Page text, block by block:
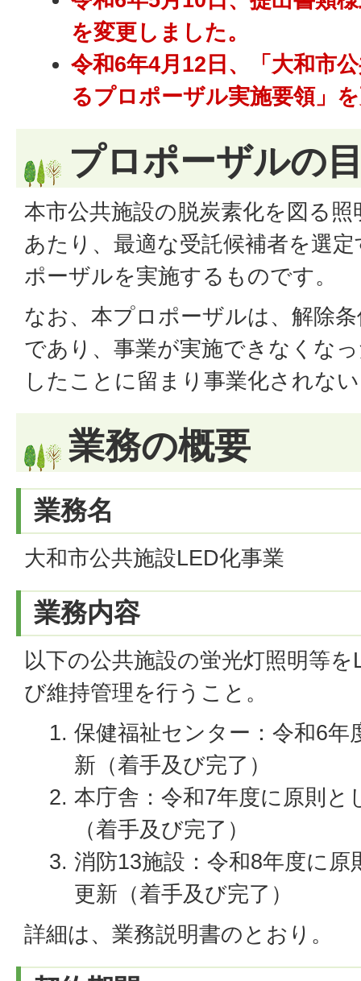
を変更しました。
令和6年4月12日、「大和市
るプロポーザル実施要領」
プロポーザルの
本市公共施設の脱炭素化を図る
あたり、最適な受託候補者を選
ポーザルを実施するものです。
なお、本プロポーザルは、解除
であり、事業が実施できなくな
したことに留まり事業化されな
業務の概要
業務名
大和市公共施設LED化事業
業務内容
以下の公共施設の蛍光灯照明等
び維持管理を行うこと。
保健福祉センター：令和6年
新（着手及び完了）
本庁舎：令和7年度に原則と
（着手及び完了）
消防13施設：令和8年度に
更新（着手及び完了）
詳細は、業務説明書のとおり。